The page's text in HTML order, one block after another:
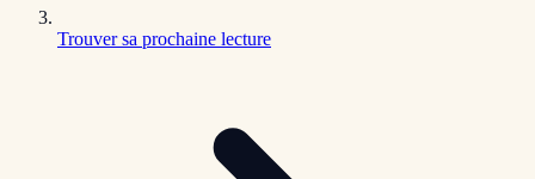
Trouver sa prochaine lecture